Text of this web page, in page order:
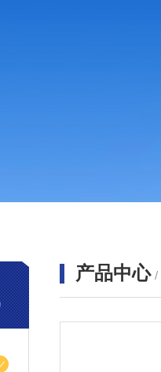
产品中心 /